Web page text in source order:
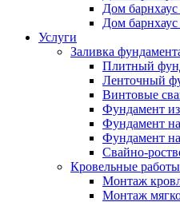
Дом
Дом
Услуги
Заливка
Плитный
Ленточный
Винтовые
Фундамент
Фундамент
Фундамент
Свайно-
Кровельные работы
Монтаж
Монтаж